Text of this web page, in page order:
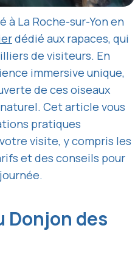
à La Roche-sur-Yon en
dédié aux rapaces, qui
de visiteurs. En
immersive unique,
de ces oiseaux
Cet article vous
pratiques
visite, y compris les
et des conseils pour
Donjon des